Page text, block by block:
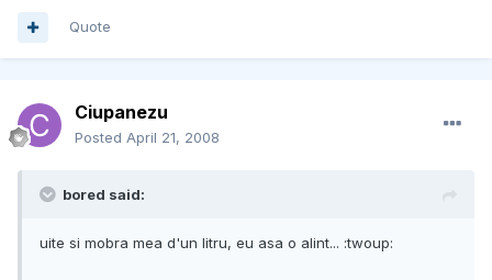
Quote
Ciupanezu
Posted April 21, 2008
bored said:
uite si mobra mea d'un litru, eu asa o alint... :twoup: